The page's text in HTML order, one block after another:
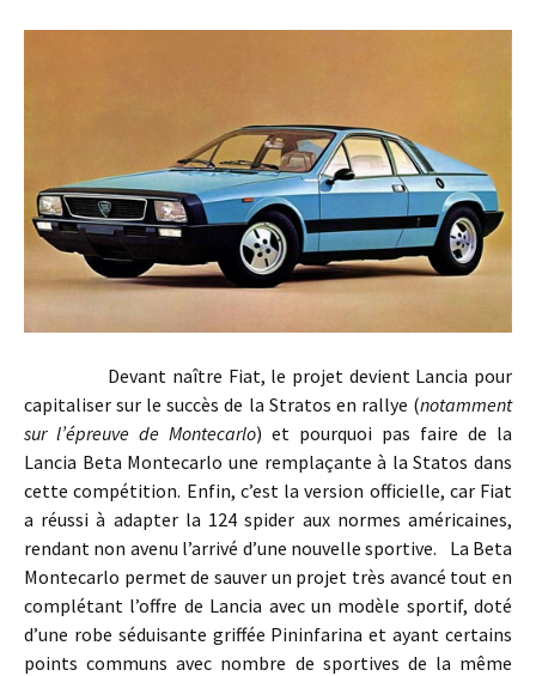
Devant naître Fiat, le projet devient Lancia pour
capitaliser sur le succès de la Stratos en rallye (notamment
sur l’épreuve de Montecarlo) et pourquoi pas faire de la
Lancia Beta Montecarlo une remplaçante à la Statos dans
cette compétition. Enfin, c’est la version officielle, car Fiat
a réussi à adapter la 124 spider aux normes américaines,
rendant non avenu l’arrivé d’une nouvelle sportive. La Beta
Montecarlo permet de sauver un projet très avancé tout en
complétant l’offre de Lancia avec un modèle sportif, doté
d’une robe séduisante griffée Pininfarina et ayant certains
points communs avec nombre de sportives de la même